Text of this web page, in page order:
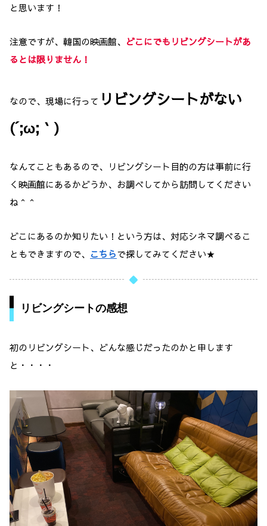
と思います！
注意ですが、韓国の映画館、 どこにでもリビングシートがあ
るとは限りません！
なので、現場に行って リビングシートがない
(´;ω;｀)
なんてこともあるので、リビングシート目的の方は事前に行
く映画館にあるかどうか、お調べしてから訪問してください
ね＾＾
どこにあるのか知りたい！という方は、対応シネマ調べるこ
ともできますので、 こちらで探してみてください★
リビングシートの感想
初のリビングシート、どんな感じだったのかと申します
と・・・・